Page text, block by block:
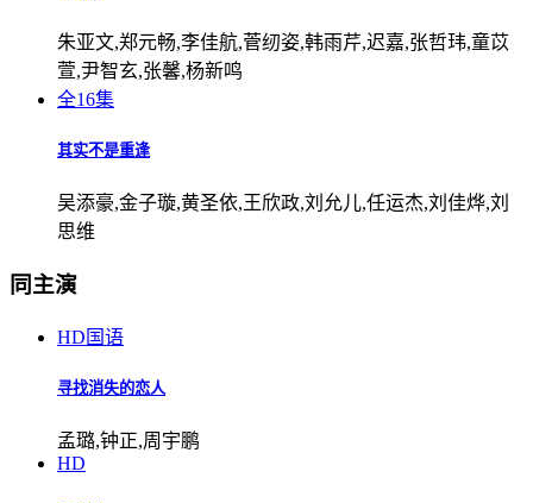
朱亚文,郑元畅,李佳航,菅纫姿,韩雨芹,迟嘉,张哲玮,童苡
萱,尹智玄,张馨,杨新鸣
全16集
其实不是重逢
吴添豪,金子璇,黄圣依,王欣政,刘允儿,任运杰,刘佳烨,刘
思维
同主演
HD国语
寻找消失的恋人
孟璐,钟正,周宇鹏
HD